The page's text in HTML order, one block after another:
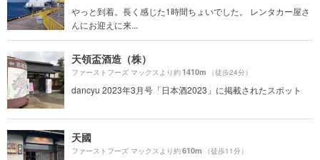
やっと到着。長く感じた1時間ちょいでした。 レンタカー屋さ
んにお迎えに来...
天領盃酒造（株）
ファーストフーズ マックスより約1410m （徒歩24分）
dancyu 2023年3月号「日本酒2023」に掲載されたスポット
天國
ファーストフーズ マックスより約610m （徒歩11分）